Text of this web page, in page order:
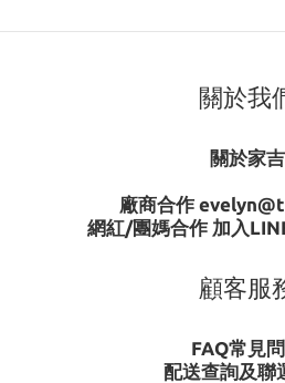
關於我
關於家吉
廠商合作
網紅/團媽合作 加入
顧客服
FAQ常見
配送查詢及聯